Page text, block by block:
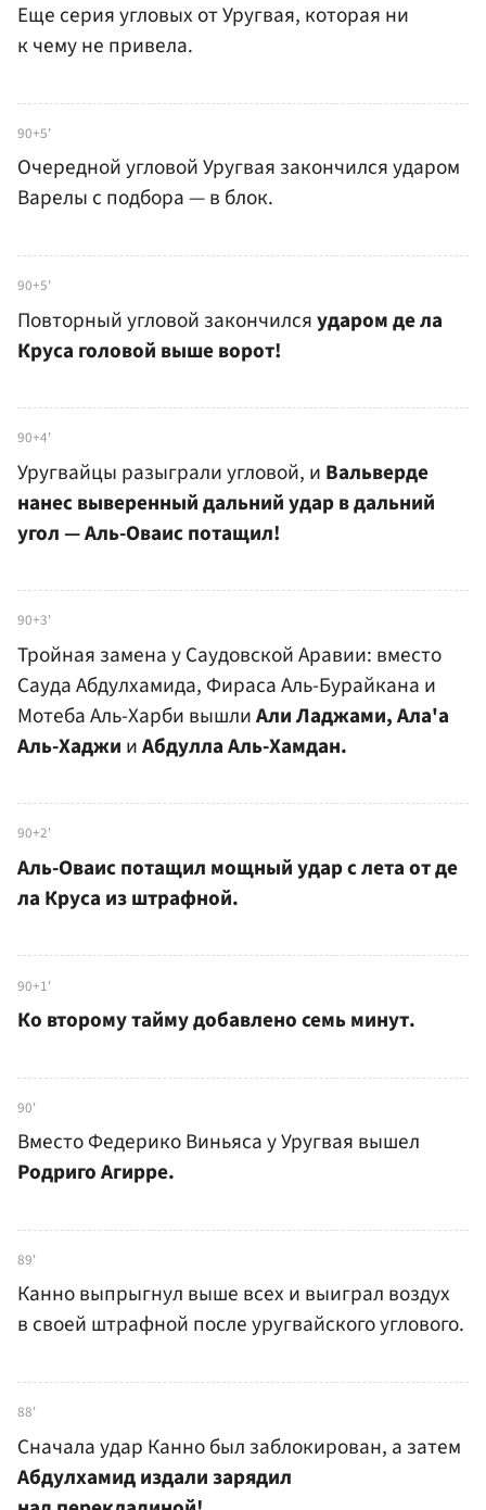
Еще серия угловых от Уругвая, которая ни
к чему не привела.
90+5'
Очередной угловой Уругвая закончился ударом
Варелы с подбора — в блок.
90+5'
Повторный угловой закончилсяударом де ла
Круса головой выше ворот!
90+4'
Уругвайцы разыграли угловой, и Вальверде
нанес выверенный дальний удар в дальний
угол — Аль-Оваис потащил!
90+3'
Тройная замена у Саудовской Аравии: вместо
Сауда Абдулхамида, Фираса Аль-Бурайкана и
Мотеба Аль-Харби вышлиАли Ладжами, Ала'а
Аль-Хаджи иАбдулла Аль-Хамдан.
90+2'
Аль-Оваис потащил мощный удар с лета от де
ла Круса из штрафной.
90+1'
Ко второму тайму добавлено семь минут.
90'
Вместо Федерико Виньяса у Уругвая вышел
Родриго Агирре.
89'
Канно выпрыгнул выше всех и выиграл воздух
в своей штрафной после уругвайского углового.
88'
Сначала удар Канно был заблокирован, а затем
Абдулхамид издали зарядил